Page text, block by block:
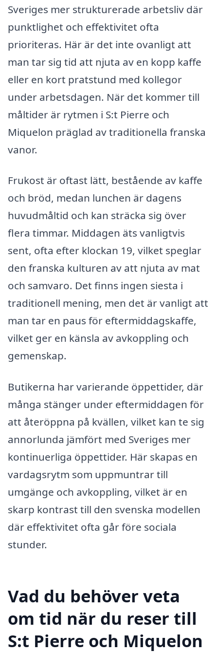
Sveriges mer strukturerade arbetsliv där
punktlighet och effektivitet ofta
prioriteras. Här är det inte ovanligt att
man tar sig tid att njuta av en kopp kaffe
eller en kort pratstund med kollegor
under arbetsdagen. När det kommer till
måltider är rytmen i S:t Pierre och
Miquelon präglad av traditionella franska
vanor.
Frukost är oftast lätt, bestående av kaffe
och bröd, medan lunchen är dagens
huvudmåltid och kan sträcka sig över
flera timmar. Middagen äts vanligtvis
sent, ofta efter klockan 19, vilket speglar
den franska kulturen av att njuta av mat
och samvaro. Det finns ingen siesta i
traditionell mening, men det är vanligt att
man tar en paus för eftermiddagskaffe,
vilket ger en känsla av avkoppling och
gemenskap.
Butikerna har varierande öppettider, där
många stänger under eftermiddagen för
att återöppna på kvällen, vilket kan te sig
annorlunda jämfört med Sveriges mer
kontinuerliga öppettider. Här skapas en
vardagsrytm som uppmuntrar till
umgänge och avkoppling, vilket är en
skarp kontrast till den svenska modellen
där effektivitet ofta går före sociala
stunder.
Vad du behöver veta
om tid när du reser till
S:t Pierre och Miquelon